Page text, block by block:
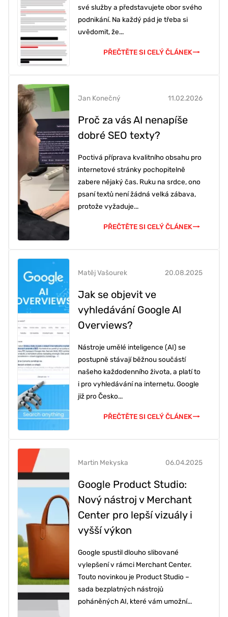
své služby a představujete obor svého
podnikání. Na každý pád je třeba si
uvědomit, že...
PŘEČTĚTE SI CELÝ ČLÁNEK
Proč za vás AI nenapíše
dobré SEO texty?
11.02.2026
Jan Konečný
Poctivá příprava kvalitního obsahu pro
internetové stránky pochopitelně
zabere nějaký čas. Ruku na srdce, ono
psaní textů není žádná velká zábava,
protože vyžaduje...
PŘEČTĚTE SI CELÝ ČLÁNEK
Jak se objevit ve
vyhledávání Google AI
Overviews?
20.08.2025
Matěj Vašourek
Nástroje umělé inteligence (AI) se
postupně stávají běžnou součástí
našeho každodenního života, a platí to
i pro vyhledávání na internetu. Google
již pro Česko...
PŘEČTĚTE SI CELÝ ČLÁNEK
Google Product Studio:
Nový nástroj v Merchant
Center pro lepší vizuály i
vyšší výkon
06.04.2025
Martin Mekyska
Google spustil dlouho slibované
vylepšení v rámci Merchant Center.
Touto novinkou je Product Studio –
sada bezplatných nástrojů
poháněných AI, které vám umožní...